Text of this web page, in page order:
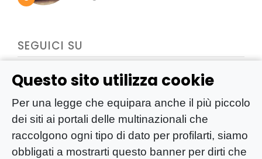
Questo sito utilizza cookie
Per una legge che equipara anche il più piccolo
dei siti ai portali delle multinazionali che
raccolgono ogni tipo di dato per profilarti, siamo
obbligati a mostrarti questo banner per dirti che
SEGUICI SU